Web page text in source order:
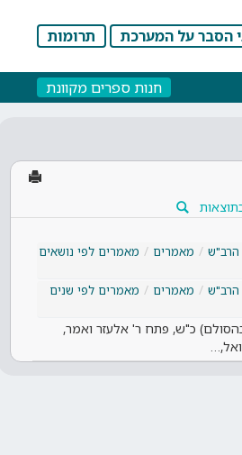
הסבר על המערכת תרומות
חנות ספרים מקוונת
הרב"ש מאמרים
מאמרים לפי נושאים
הרב"ש מאמרים
מאמרים לפי שנים
כ"ש, פתח ר' אלעזר ואמר,